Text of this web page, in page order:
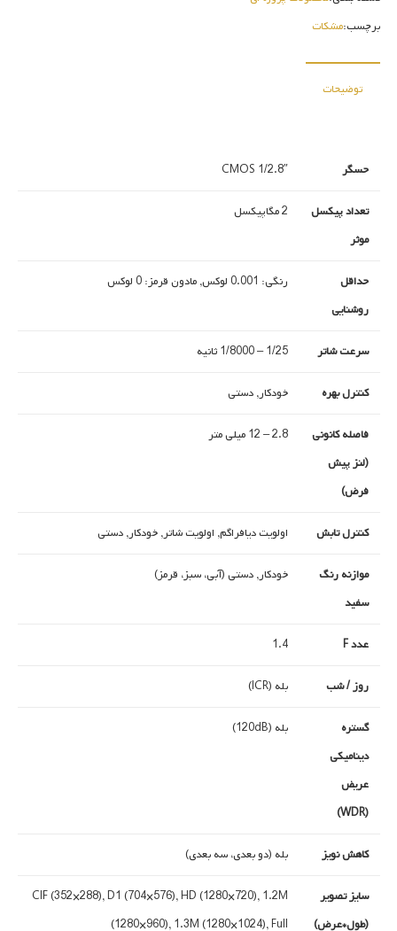
برچسب:مشکات
توضیحات
حسگر 1/2.8″ CMOS
تعداد پیکسل
موثر
2 مگاپیکسل
حداقل
روشنایی
رنگی: 0.001 لوکس, مادون قرمز: 0 لوکس
سرعت شاتر 1/25 – 1/8000 ثانیه
کنترل بهره خودکار, دستی
فاصله کانونی
(لنز پیش
فرض)
2.8 – 12 میلی متر
کنترل تابش اولویت دیافراگم, اولویت شاتر, خودکار, دستی
موازنه رنگ
سفید
خودکار, دستی (آبی، سبز، قرمز)
عدد F 1.4
روز / شب بله (ICR)
گستره
دینامیکی
عریض
(WDR)
بله (120dB)
کاهش نویز بله (دو بعدی، سه بعدی)
سایز تصویر
(طول*عرض)
CIF (352×288), D1 (704×576), HD (1280×720), 1.2M
(1280×960), 1.3M (1280×1024), Full